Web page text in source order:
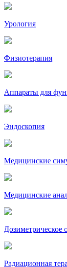
Урология
Физиотерапия
Аппараты для
Эндоскопия
Медицинские
Медицинские
Дозиметрическое
Радиационная